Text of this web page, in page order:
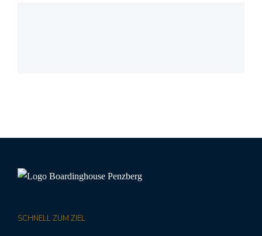
SCHNELL ZUM ZIEL